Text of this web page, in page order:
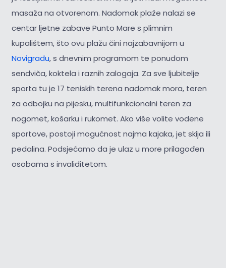
masaža na otvorenom. Nadomak plaže nalazi se
centar ljetne zabave Punto Mare s plimnim
kupalištem, što ovu plažu čini najzabavnijom u
Novigradu, s dnevnim programom te ponudom
sendviča, koktela i raznih zalogaja. Za sve ljubitelje
sporta tu je 17 teniskih terena nadomak mora, teren
za odbojku na pijesku, multifunkcionalni teren za
nogomet, košarku i rukomet. Ako više volite vodene
sportove, postoji mogućnost najma kajaka, jet skija ili
pedalina. Podsjećamo da je ulaz u more prilagođen
osobama s invaliditetom.